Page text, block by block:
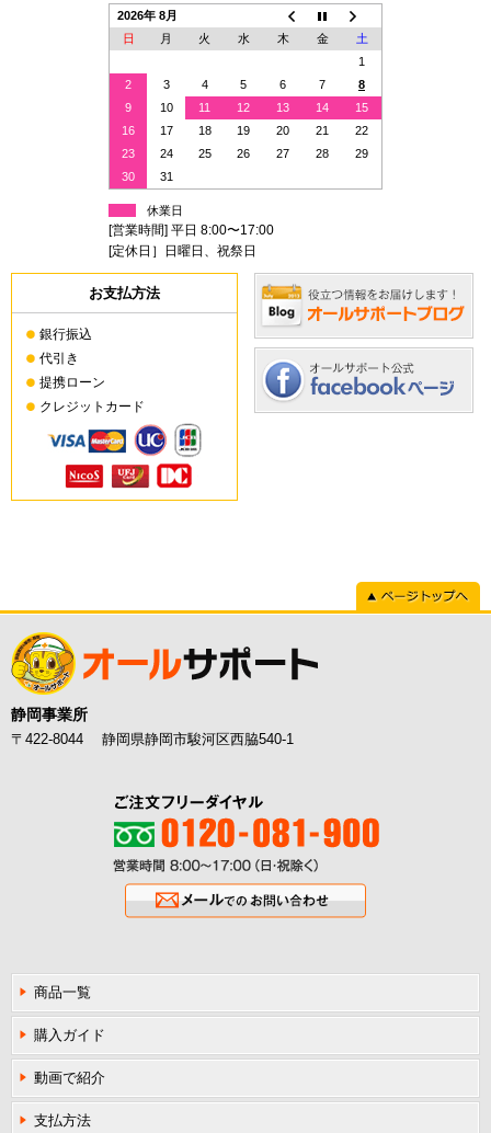
2026年 8月
日
月 火 水 木 金
土
1
2
3 4 5 6 7
8
9
10 11 12 13 14
15
16
17 18 19 20 21
22
23
24 25 26 27 28
29
30
31
休業日
[営業時間] 平日 8:00〜17:00
[定休日］日曜日、祝祭日
お支払方法
銀行振込
代引き
提携ローン
クレジットカード
静岡事業所
〒422-8044 静岡県静岡市駿河区西脇540-1
ご注文フリーダイヤル0120-081-900
営業時間8:00〜17:00（日・祝除く
商品一覧
購入ガイド
動画で紹介
支払方法